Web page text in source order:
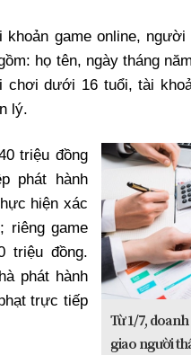
khoản game online,
họ tên, ngày tháng
dưới 16 tuổi, tài
lý.
Từ 1/7,
giao người
triệu đồng
phát hành
hiện xác
riêng game
triệu đồng.
phát hành
trực tiếp